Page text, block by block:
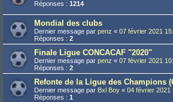
Réponses : 1214
Mondial des clubs
Dernier message par penz « 07 février 2021
Réponses : 2
Finale Ligue CONCACAF "2020"
Dernier message par penz « 07 février 2021
Réponses : 2
Refonte de la Ligue des Champions
Dernier message par Bxl Boy « 04 février 2021
Réponses : 1